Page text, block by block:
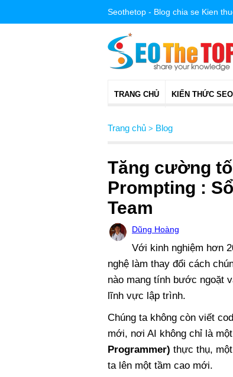
Seothetop - Blog chia se Kien
TRANG CHỦ KIẾN THỨC SEO
Trang chủ > Blog
Tăng cường
Prompting :
Team
Dũng Hoàng
Với kinh nghiệm hơn
nghệ làm thay đổi cách
nào mang tính bước ngoặt
lĩnh vực lập trình.
Chúng ta không còn viết
mới, nơi AI không chỉ là
Programmer) thực thụ,
ta lên một tầm cao mới.